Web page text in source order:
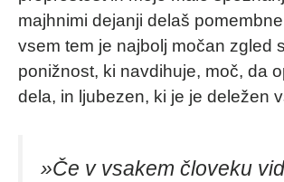
majhnimi dejanji delaš
vsem tem je najbolj močan zgled
ponižnost, ki navdihuje, moč, da
dela, in ljubezen, ki je je deležen
»Če v vsakem človeku